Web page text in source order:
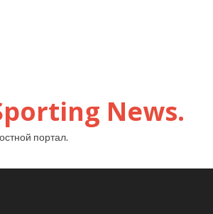
News.
портал.